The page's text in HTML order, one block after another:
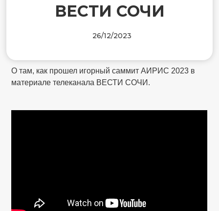
ВЕСТИ СОЧИ
26/12/2023
О там, как прошел игорный саммит АИРИС 2023 в
материале телеканала ВЕСТИ СОЧИ.